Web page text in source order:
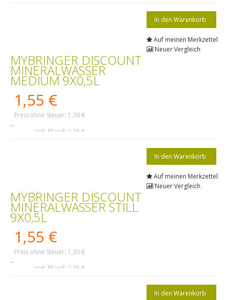
Auf meinen Merkzettel
Neuer Vergleich
MYBRINGER DISCOUNT
MINERALWASSER
MEDIUM 9X0,5L
1,55 €
Preis ohne Steuer: 1,30 €
zzgl. Pfand: 2,25 €
..
Auf meinen Merkzettel
Neuer Vergleich
MYBRINGER DISCOUNT
MINERALWASSER STILL
9X0,5L
1,55 €
Preis ohne Steuer: 1,30 €
zzgl. Pfand: 2,25 €
..